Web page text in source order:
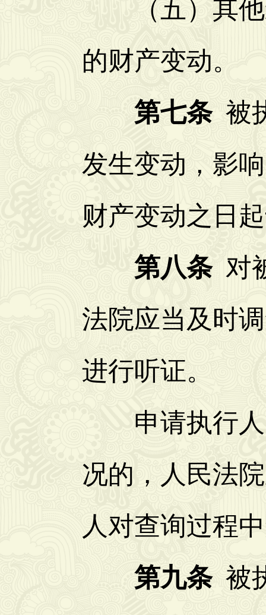
（五）其他
的财产变动。
第七条被
发生变动，影
财产变动之日
第八条对
法院应当及时
进行听证。
申请执行人
况的，人民法
人对查询过程
第九条被